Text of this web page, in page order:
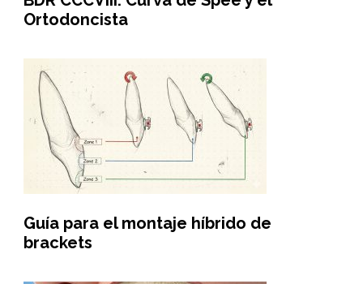
Ortodoncista
Guía para el montaje híbrido de
brackets